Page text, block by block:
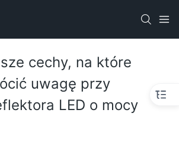
cechy, na które
uwagę przy
LED o mocy